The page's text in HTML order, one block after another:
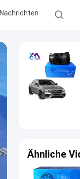
Nachrichten
Ähnliche